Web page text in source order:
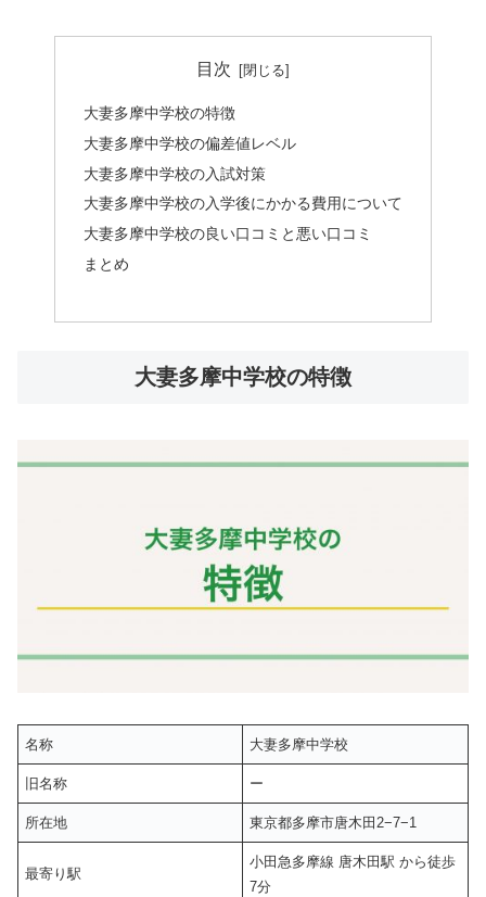
目次
大妻多摩中学校の特徴
大妻多摩中学校の偏差値レベル
大妻多摩中学校の入試対策
大妻多摩中学校の入学後にかかる費用について
大妻多摩中学校の良い口コミと悪い口コミ
まとめ
大妻多摩中学校の特徴
名称 大妻多摩中学校
旧名称 ー
所在地 東京都多摩市唐木田2−7−1
最寄り駅
小田急多摩線 唐木田駅 から徒歩
7分